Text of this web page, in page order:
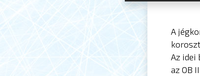
A
Az idei
az OB